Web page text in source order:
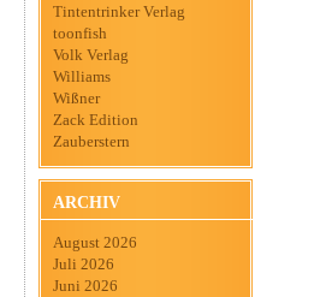
Tintentrinker Verlag
toonfish
Volk Verlag
Williams
Wißner
Zack Edition
Zauberstern
ARCHIV
August 2026
Juli 2026
Juni 2026